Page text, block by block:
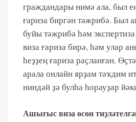
граждандары нимә ала, был
ғариза биргән тәжрибә. Был
буйы тәжрибә һәм
виза ғариза бирә, һәм улар
һеҙҙең ғариза раҫланған.
арала онлайн ярҙам тәҡдим
ниндәй ҙә булһа һорауҙар
Ашығыс виза өсөн